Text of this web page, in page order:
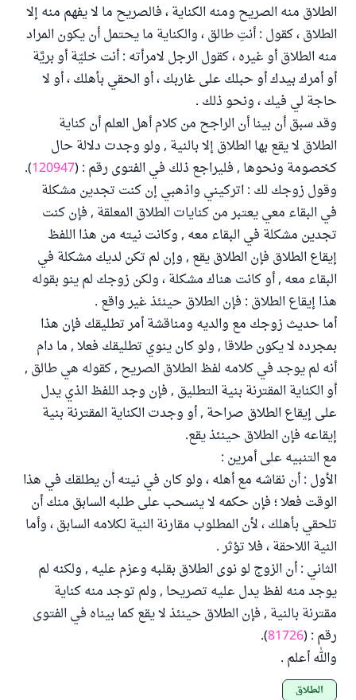
الطلاق منه الصريح ومنه الكناية ، فالصريح ما لا يفهم منه إلا
الطلاق ، كقول : أنتِ طالق ، والكناية ما يحتمل أن يكون المراد
منه الطلاق أو غيره ، كقول الرجل لامرأته : أنت خليّة أو بريَّة
أو أمرك بيدك أو حبلك على غاربك ، أو الحقي بأهلك ، أو لا
حاجة لي فيك ، ونحو ذلك .
وقد سبق أن بينا أن الراجح من كلام أهل العلم أن كناية
الطلاق لا يقع بها الطلاق إلا بالنية , ولو وجدت دلالة حال
كخصومة ونحوها , فليراجع ذلك في الفتوى رقم : (120947
).
وقول زوجك لك : اتركيني واذهبي إن كنت تجدين مشكلة
في البقاء معي يعتبر من كنايات الطلاق المعلقة , فإن كنت
تجدين مشكلة في البقاء معه , وكانت نيته من هذا اللفظ
إيقاع الطلاق فإن الطلاق يقع , وإن لم تكن لديك مشكلة في
البقاء معه , أو كانت هناك مشكلة ، ولكن زوجك لم ينو بقوله
هذا إيقاع الطلاق : فإن الطلاق حينئذ غير واقع .
أما حديث زوجك مع والديه ومناقشة أمر تطليقك فإن هذا
بمجرده لا يكون طلاقا , ولو كان ينوي تطليقك فعلا , ما دام
أنه لم يوجد في كلامه لفظ الطلاق الصريح , كقوله هي طالق ,
أو الكناية المقترنة بنية التطليق , فإن وجد اللفظ الذي يدل
على إيقاع الطلاق صراحة , أو وجدت الكناية المقترنة بنية
إيقاعه فإن الطلاق حينئذ يقع.
مع التنبيه على أمرين :
الأول : أن نقاشه مع أهله ، ولو كان في نيته أن يطلقك في هذا
الوقت فعلا ؛ فإن حكمه لا ينسحب على طلبه السابق منك أن
تلحقي بأهلك ، لأن المطلوب مقارنة النية لكلامه السابق ، وأما
النية اللاحقة ، فلا تؤثر .
الثاني : أن الزوج لو نوى الطلاق بقلبه وعزم عليه , ولكنه لم
يوجد منه لفظ يدل عليه تصريحا , ولم توجد منه كناية
مقترنة بالنية , فإن الطلاق حينئذ لا يقع كما بيناه في الفتوى
رقم : (81726
).
والله أعلم .
الطلاق